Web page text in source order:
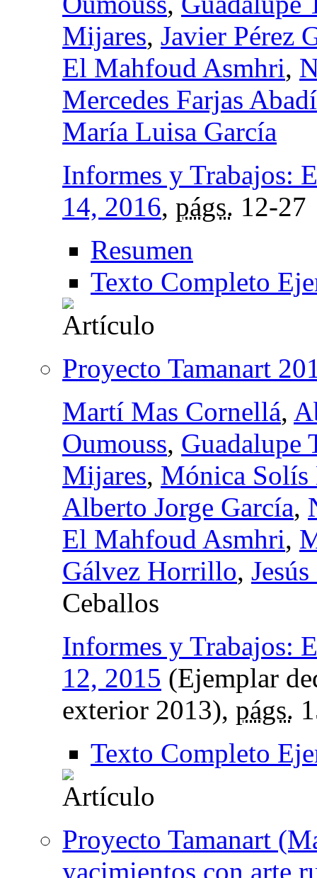
Mijares, Javier Pérez
El Mahfoud Asmhri,
Mercedes Farjas
María Luisa García
Informes y Trabajos:
14, 2016, págs. 12-27
Resumen
Texto Completo
Proyecto Tamanart
Martí Mas Cornellá,
Oumouss, Guadalupe
Mijares, Mónica Solís
Alberto Jorge García,
El Mahfoud Asmhri,
Gálvez Horrillo,
Ceballos
Informes y Trabajos:
12, 2015 (Ejemplar
exterior 2013), págs.
Texto Completo
Proyecto Tamanart
yacimientos con arte